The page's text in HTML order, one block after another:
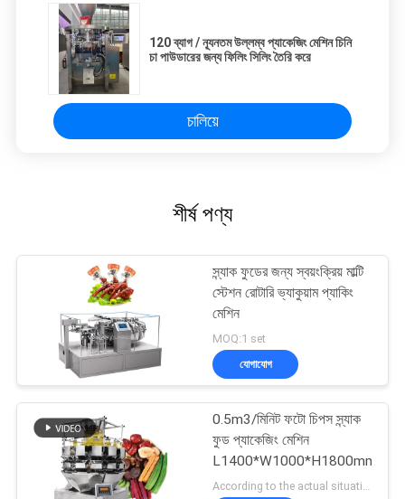
120 ব্যাগ / ন্যূনতম উল্লম্ব প্যাকেজিং মেশিন চিনি
চা পাউডারের জন্য ফিলিং সিলিং তৈরি করে
চালিয়ে
শীর্ষ পণ্য
স্ন্যাক ফুডের জন্য স্বয়ংক্রিয় মাল্টি
স্টেশন রোটারি ভ্যাকুয়াম প্যাকিং
মেশিন
MOQ:1 set
যোগাযোগ
0.5m3/মিনিট ফটো চিপস স্ন্যাক
ফুড প্যাকেজিং মেশিন
L1400*W1000*H1800mm